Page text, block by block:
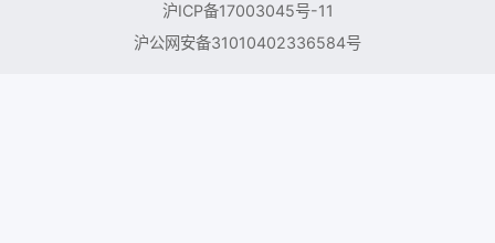
沪ICP备17003045号-11
沪公网安备31010402336584号